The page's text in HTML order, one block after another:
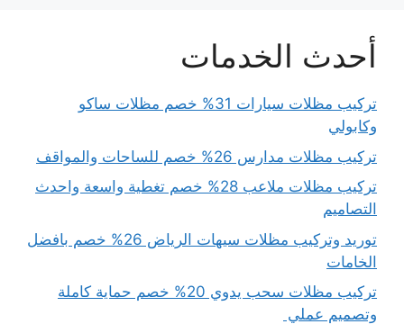
أحدث الخدمات
تركيب مظلات سيارات 31% خصم مظلات ساكو
وكابولي
تركيب مظلات مدارس 26% خصم للساحات والمواقف
تركيب مظلات ملاعب 28% خصم تغطية واسعة واحدث
التصاميم
توريد وتركيب مظلات سيهات الرياض 26% خصم بافضل
الخامات
تركيب مظلات سحب يدوي 20% خصم حماية كاملة
وتصميم عملي